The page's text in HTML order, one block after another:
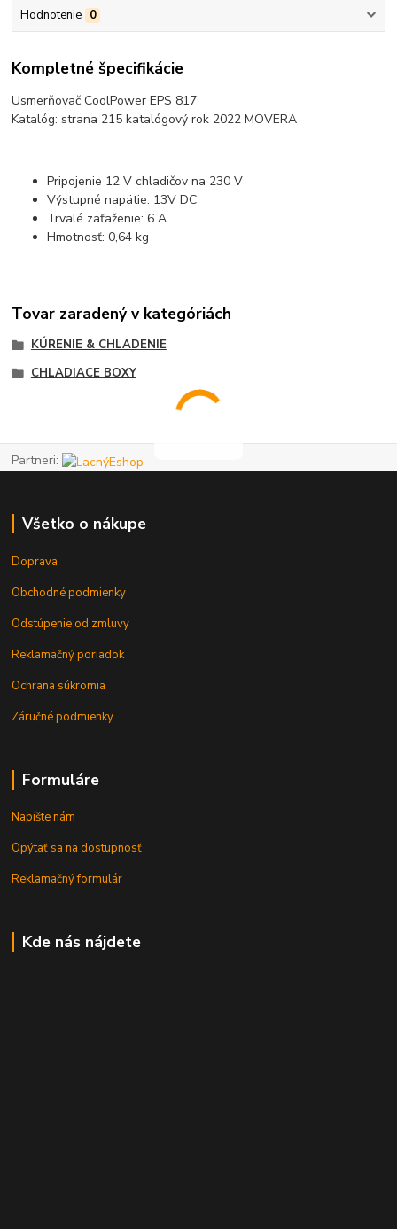
Hodnotenie 0
Kompletné špecifikácie
Usmerňovač CoolPower EPS 817
Katalóg: strana 215 katalógový rok 2022 MOVERA
Pripojenie 12 V chladičov na 230 V
Výstupné napätie: 13V DC
Trvalé zaťaženie: 6 A
Hmotnosť: 0,64 kg
Tovar zaradený v kategóriách
KÚRENIE & CHLADENIE
CHLADIACE BOXY
Partneri:
Všetko o nákupe
Doprava
Obchodné podmienky
Odstúpenie od zmluvy
Reklamačný poriadok
Ochrana súkromia
Záručné podmienky
Formuláre
Napíšte nám
Opýtať sa na dostupnosť
Reklamačný formulár
Kde nás nájdete